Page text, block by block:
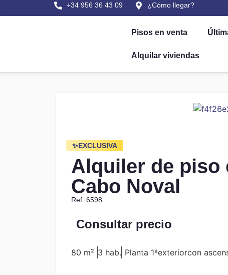
+34 956 36 43 09 ¿Cómo llegar?
Pisos en venta
Alquilar viviendas
✨EXCLUSIVA
Alquiler de piso
Cabo Noval
Ref. 6598
Consultar precio
80 m² 3 hab. Planta 1ªexteriorcon